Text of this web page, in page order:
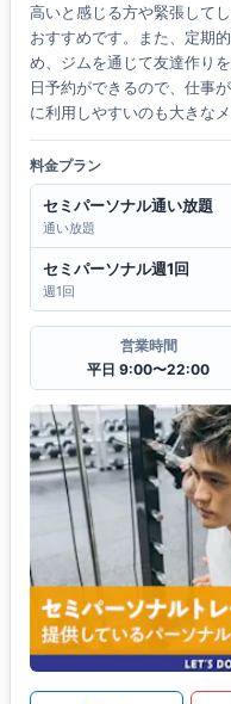
高いと感じる方や緊張して
おすすめです。また、定期
め、ジムを通じて友達作り
日予約ができるので、仕事
に利用しやすいのも大きなメ
料金プラン
セミパーソナル通い放題
通い放題
セミパーソナル週1回
週1回
営業時間
平日 9:00〜22:00